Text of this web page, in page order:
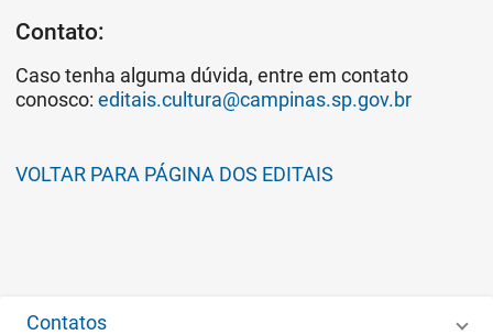
Contato:
Caso tenha alguma dúvida, entre em contato
conosco: editais.cultura@campinas.sp.gov.br
VOLTAR PARA PÁGINA DOS EDITAIS
Contatos